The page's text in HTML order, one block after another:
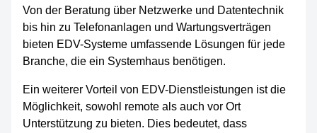
Von der Beratung über Netzwerke und Datentechnik
bis hin zu Telefonanlagen und Wartungsverträgen
bieten EDV-Systeme umfassende Lösungen für jede
Branche, die ein Systemhaus benötigen.
Ein weiterer Vorteil von EDV-Dienstleistungen ist die
Möglichkeit, sowohl remote als auch vor Ort
Unterstützung zu bieten. Dies bedeutet, dass